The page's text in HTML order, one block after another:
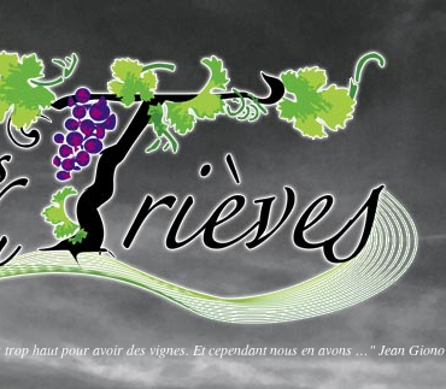
trop haut pour avoir des vignes. Et cependant nous en avons …" Jean Giono